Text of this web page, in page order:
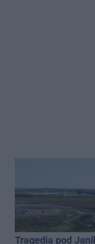
Tragedia pod